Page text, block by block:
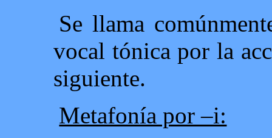
Se llama
vocal tónica por la
siguiente.
Metafonía por –i: